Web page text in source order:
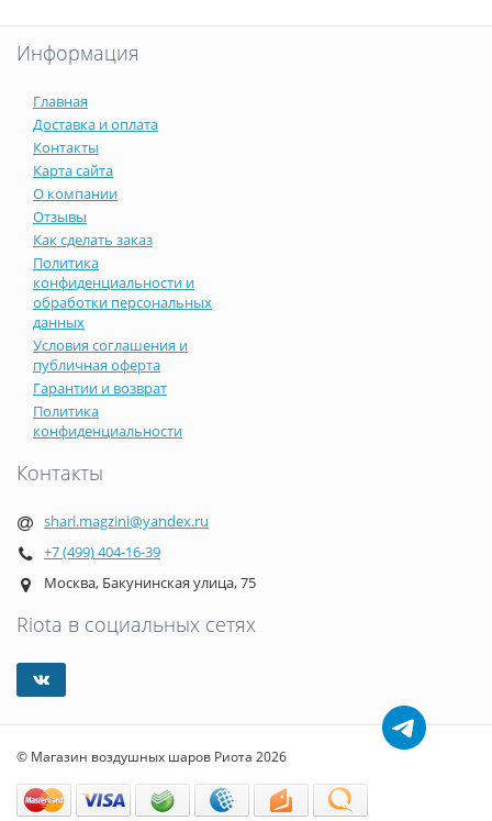
Информация
Главная
Доставка и оплата
Контакты
Карта сайта
О компании
Отзывы
Как сделать заказ
Политика
конфиденциальности и
обработки персональных
данных
Условия соглашения и
публичная оферта
Гарантии и возврат
Политика
конфиденциальности
Контакты
shari.magzini@yandex.ru
+7 (499) 404-16-39
Москва, Бакунинская улица, 75
Riota в социальных сетях
© Магазин воздушных шаров Риота 2026